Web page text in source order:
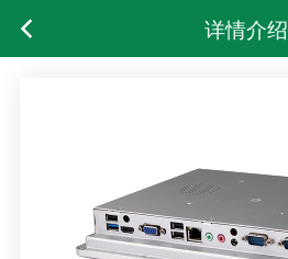
详情介绍